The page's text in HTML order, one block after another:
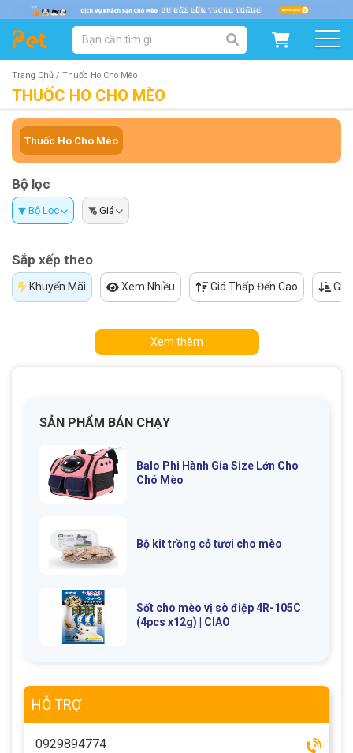
DANH MỤC SẢN PHẨM
SẢN PHẨM DÀNH CHO MÈO
SẨN PHẨM THEO THƯƠNG HIỆU
DỊCH VỤ
Dịch vụ cắt tỉa lông chó
Dịch vụ mua bán chó
Dịch vụ phối giống chó
mèo
Thông tin về khách sạn,
spa cho thú cưng
Trang Chủ / Thuốc Ho Cho Mèo
THUỐC HO CHO MÈO
Thuốc Ho Cho Mèo
Bộ lọc
Bộ Lọc Giá
Sắp xếp theo
Khuyến Mãi Xem Nhiều Giá Thấp Đến Cao Giá
Xem thêm
SẢN PHẨM BÁN CHẠY
Balo Phi Hành Gia Size Lớn Cho
Chó Mèo
Bộ kit trồng cỏ tươi cho mèo
Sốt cho mèo vị sò điệp 4R-105C
(4pcs x12g) | CIAO
HỖ TRỢ
0929894774